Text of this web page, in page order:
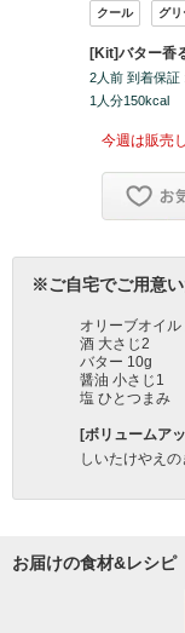
お届けの食材&レシピ